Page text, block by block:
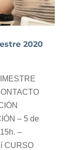
2020
– 5 de
–
CURSO